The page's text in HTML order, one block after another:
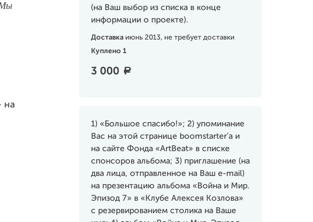
(на Ваш выбор из списка в конце
информации о проекте).
Доставка июнь 2013, не требует доставки
Куплено 1
3 000 a
1) «Большое спасибо!»; 2) упоминание
Вас на этой странице boomstarter’a и
на сайте Фонда «ArtBeat» в списке
спонсоров альбома; 3) приглашение (на
два лица, отправленное на Ваш e-mail)
на презентацию альбома «Война и Мир.
Эпизод 7» в «Клубе Алексея Козлова»
с резервированием столика на Ваше
на